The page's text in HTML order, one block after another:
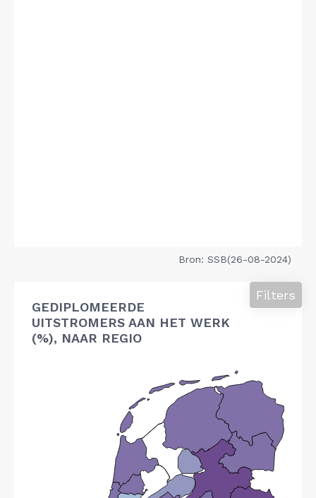
Bron: SSB(26-08-2024)
GEDIPLOMEERDE
UITSTROMERS AAN HET WERK
(%), NAAR REGIO
Filters